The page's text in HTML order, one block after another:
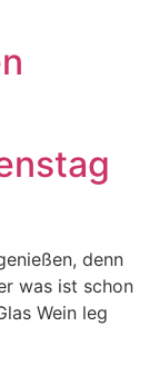
denn
was ist schon
Wein leg